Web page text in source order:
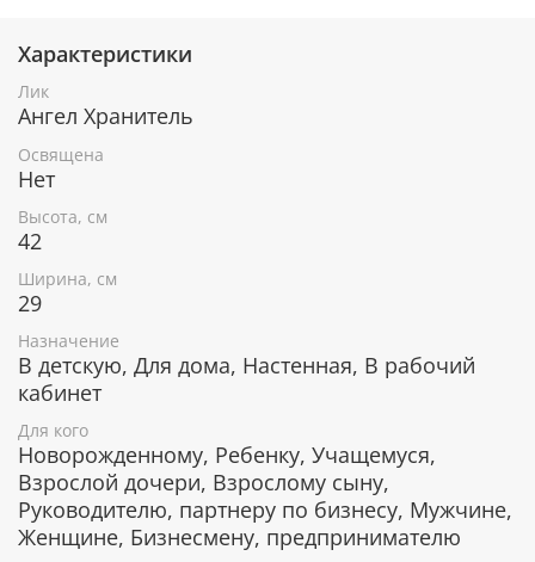
При окончательном оформлении образа
использовались специальные фронтажные грунты,
выравнивающие лаки и темперные краски. Венец и
поля иконы вручную украшены рельефным
орнаментом и натуральным жемчугом или
полудрагоценными камнями.
Справиться со страхом.
Уберегает от несчастий, бед и невзгод.
Наставление на путь истинный.
Помощь в работе.
Помощь в личной жизни.
Защита от врагов.
Прощение совершенных грехов.
На удачу.
Характеристики
Лик
Ангел Хранитель
Освящена
Нет
Высота, см
42
Ширина, см
29
Назначение
В детскую, Для дома, Настенная, В рабочий
кабинет
Для кого
Новорожденному, Ребенку, Учащемуся,
Взрослой дочери, Взрослому сыну,
Руководителю, партнеру по бизнесу, Мужчине,
Женщине, Бизнесмену, предпринимателю